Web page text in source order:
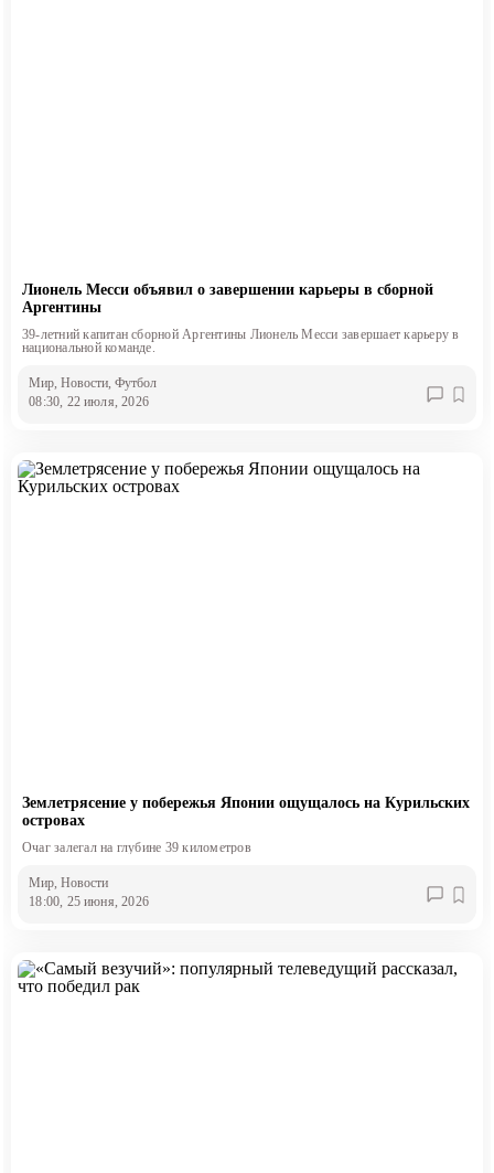
Лионель Месси объявил о завершении карьеры в сборной
Аргентины
39-летний капитан сборной Аргентины Лионель Месси завершает карьеру в
национальной команде.
Мир , Новости , Футбол
08:30, 22 июля, 2026
Землетрясение у побережья Японии ощущалось на Курильских
островах
Очаг залегал на глубине 39 километров
Мир , Новости
18:00, 25 июня, 2026